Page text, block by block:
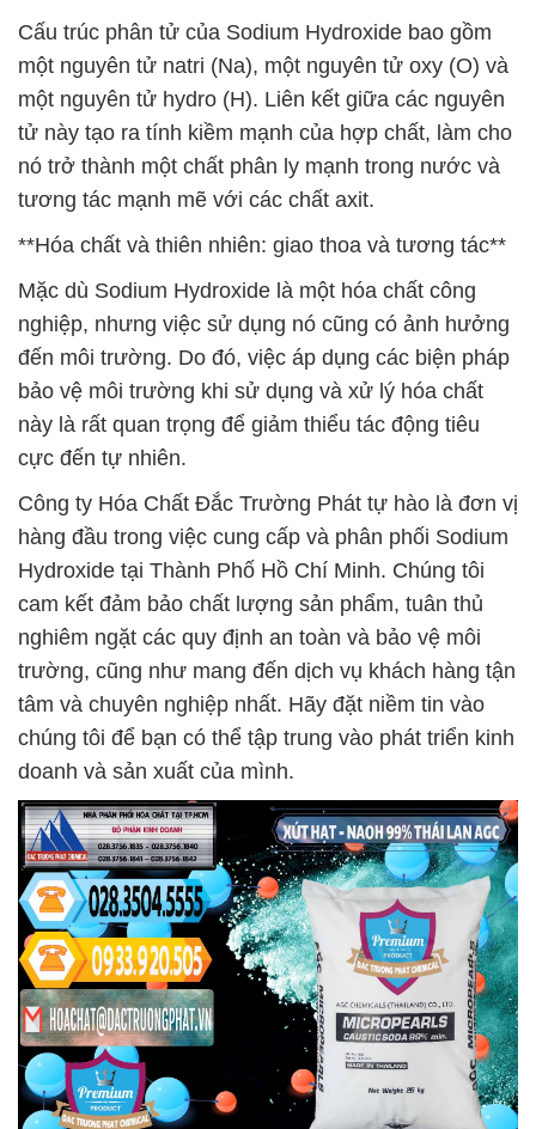
Cấu trúc phân tử của Sodium Hydroxide bao gồm
một nguyên tử natri (Na), một nguyên tử oxy (O) và
một nguyên tử hydro (H). Liên kết giữa các nguyên
tử này tạo ra tính kiềm mạnh của hợp chất, làm cho
nó trở thành một chất phân ly mạnh trong nước và
tương tác mạnh mẽ với các chất axit.
**Hóa chất và thiên nhiên: giao thoa và tương tác**
Mặc dù Sodium Hydroxide là một hóa chất công
nghiệp, nhưng việc sử dụng nó cũng có ảnh hưởng
đến môi trường. Do đó, việc áp dụng các biện pháp
bảo vệ môi trường khi sử dụng và xử lý hóa chất
này là rất quan trọng để giảm thiểu tác động tiêu
cực đến tự nhiên.
Công ty Hóa Chất Đắc Trường Phát tự hào là đơn vị
hàng đầu trong việc cung cấp và phân phối Sodium
Hydroxide tại Thành Phố Hồ Chí Minh. Chúng tôi
cam kết đảm bảo chất lượng sản phẩm, tuân thủ
nghiêm ngặt các quy định an toàn và bảo vệ môi
trường, cũng như mang đến dịch vụ khách hàng tận
tâm và chuyên nghiệp nhất. Hãy đặt niềm tin vào
chúng tôi để bạn có thể tập trung vào phát triển kinh
doanh và sản xuất của mình.